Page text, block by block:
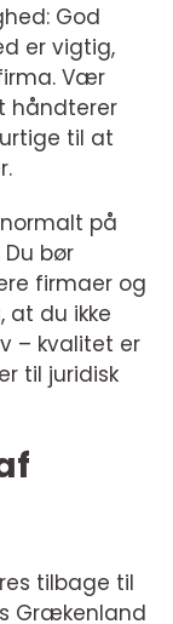
God
er vigtig,
Vær
håndterer
til at
på
bør
firmaer og
at du ikke
– kvalitet er
til juridisk
tilbage til
Grækenland